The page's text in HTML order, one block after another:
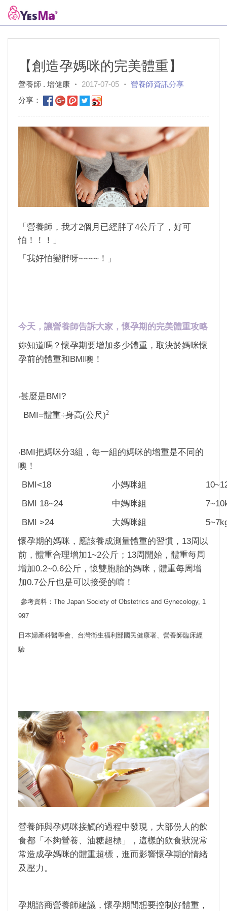
【創造孕媽咪的完美體重】
營養師 . 增健康 ・ 2017-07-05 ・ 營養師資訊分享
分享：
「營養師，我才2個月已經胖了4公斤了，好可
怕！！！」
「我好怕變胖呀~~~~ ！」
今天，讓營養師告訴大家，懷孕期的完美體重攻略
妳知道嗎？懷孕期要增加多少體重，取決於媽咪懷
孕前的體重和 BMI 噢！
‧甚麼是 BMI?
BMI=體重÷身高(公尺)2
‧BMI 把媽咪分3組，每一組的媽咪的增重是不同的
噢！
BMI<18 小媽咪組
BMI 18~24 中媽咪組
BMI >24 大媽咪組
懷孕期的媽咪，應該養成測量體重的習慣， 13周以
前，體重合理增加1~2公斤； 13周開始，體重每周
增加0.2~0.6公斤，懷雙胞胎的媽咪，體重每周增
加0.7公斤也是可以接受的唷！
參考資料： The Japan Society of Obstetrics and Gynecology, 1
997
日本婦產科醫學會、台灣衛生福利部國民健康署、營養師臨床經
驗
營養師與孕媽咪接觸的過程中發現，大部份人的飲
食都「不夠營養、油糖超標」，這樣的飲食狀況常
常造成孕媽咪的體重超標，進而影響懷孕期的情緒
及壓力。
孕期諮商營養師建議，懷孕期間想要控制好體重，